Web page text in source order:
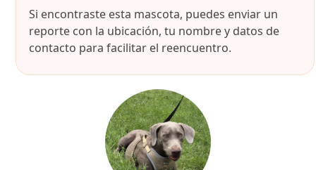
Si encontraste esta mascota, puedes enviar un
reporte con la ubicación, tu nombre y datos de
contacto para facilitar el reencuentro.